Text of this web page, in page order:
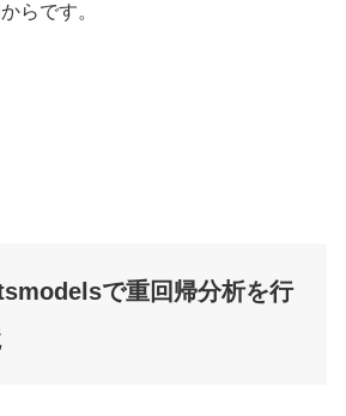
らです。
で重回帰分析を行